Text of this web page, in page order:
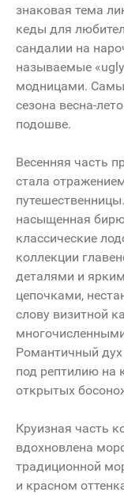
знаковая тема
кеды для
сандалии на
называемые
модницами.
сезона весна-
подошве.
Весенняя часть
стала
насыщенная
классические
коллекции
деталями и
цепочками,
слову визитной
Романтичный
под рептилию на
открытых
Круизная часть
вдохновлена
традиционной
и красном